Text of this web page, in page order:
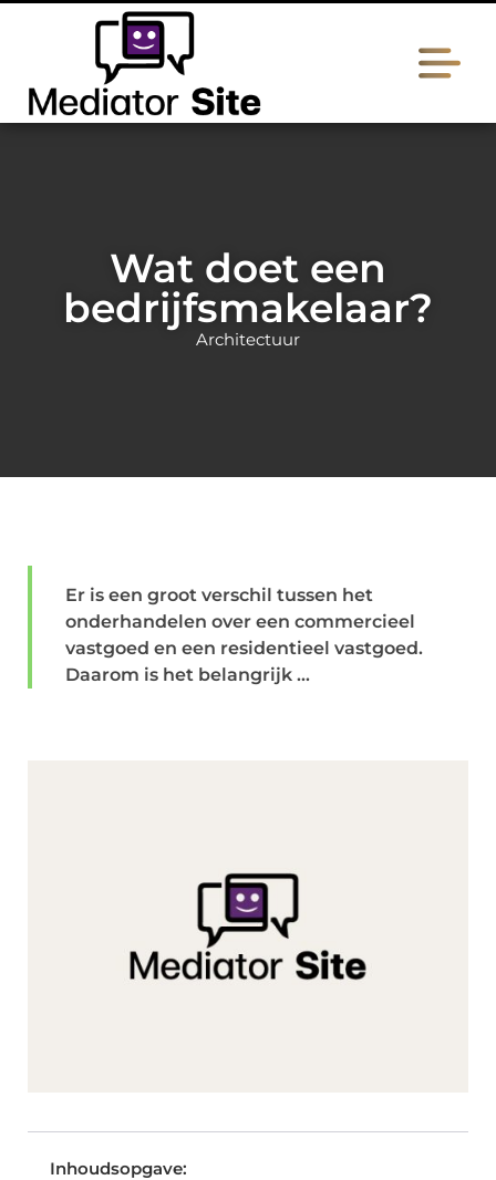
Wat doet een
bedrijfsmakelaar?
Architectuur
Er is een groot verschil tussen het
onderhandelen over een commercieel
vastgoed en een residentieel vastgoed.
Daarom is het belangrijk ...
Inhoudsopgave: